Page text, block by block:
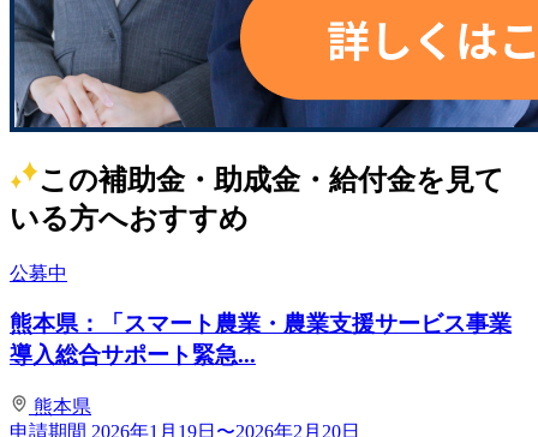
この補助金・助成金・給付金を見て
いる方へおすすめ
公募中
熊本県：「スマート農業・農業支援サービス事業
導入総合サポート緊急...
熊本県
申請期間 2026年1月19日〜2026年2月20日